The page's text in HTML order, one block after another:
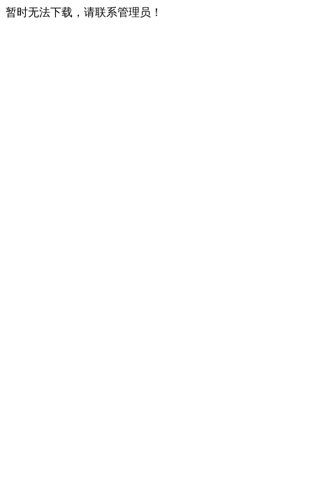
暂时无法下载，请联系管理员！